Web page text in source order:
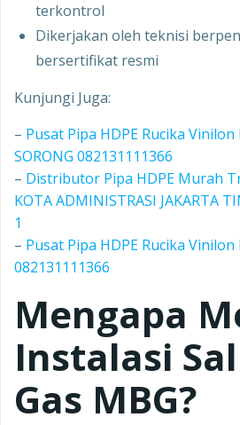
terkontrol
Dikerjakan oleh teknisi
bersertifikat resmi
Kunjungi Juga:
– Pusat Pipa HDPE Rucika
SORONG 082131111366
– Distributor Pipa HDPE Murah
KOTA ADMINISTRASI JAKARTA
1
– Pusat Pipa HDPE Rucika
082131111366
Mengapa
Instalasi
Gas MBG?